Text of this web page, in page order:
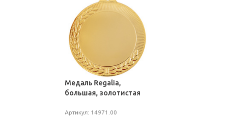
Медаль Regalia,
большая, золотистая
Артикул: 14971.00